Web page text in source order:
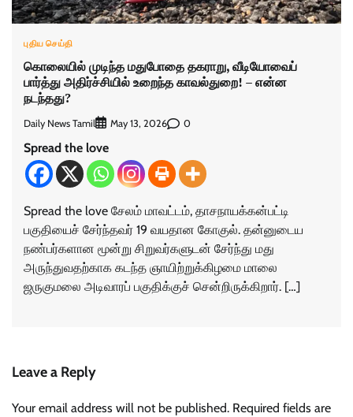
புதிய செய்தி
கொலையில் முடிந்த மதுபோதை தகராறு, வீடியோவைப்
பார்த்து அதிர்ச்சியில் உறைந்த காவல்துறை! – என்ன
நடந்தது?
Daily News Tamil May 13, 2026 0
Spread the love
Spread the love சேலம் மாவட்டம், தாசநாயக்கன்பட்டி
பகுதியைச் சேர்ந்தவர் 19 வயதான கோகுல். தன்னுடைய
நண்பர்களான‌ மூன்று சிறுவர்களுடன் சேர்ந்து மது
அருந்துவதற்காக கடந்த ஞாயிற்றுக்கிழமை மாலை
ஜருகுமலை அடிவாரப் பகுதிக்குச் சென்றிருக்கிறார். […]
Leave a Reply
Your email address will not be published. Required fields are